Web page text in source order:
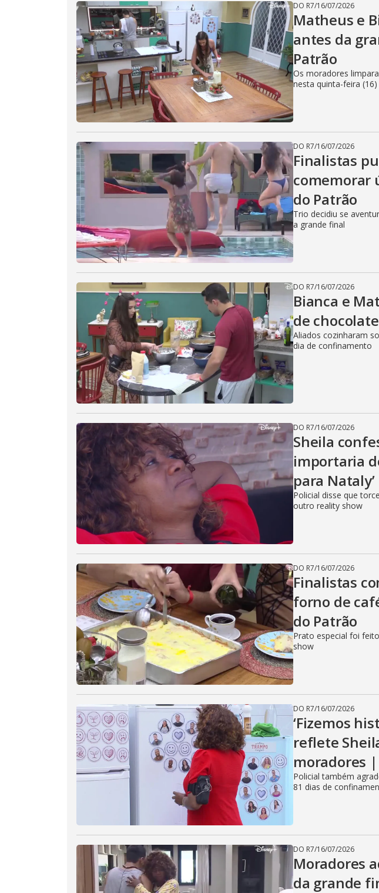
DO R7/16/07/2026
Matheus e
antes da
Patrão
Os moradores
nesta quinta-feira (16)
DO R7/16/07/2026
Finalistas
comemorar
do Patrão
Trio decidiu se
a grande final
DO R7/16/07/2026
Bianca e
de
Aliados cozinharam
dia de confinamento
DO R7/16/07/2026
Sheila
importaria
para
Policial disse que
outro reality show
DO R7/16/07/2026
Finalistas
forno de
do Patrão
Prato especial foi
show
DO R7/16/07/2026
‘Fizemos
reflete
moradores |
Policial também
81 dias de
DO R7/16/07/2026
Moradores
da grande